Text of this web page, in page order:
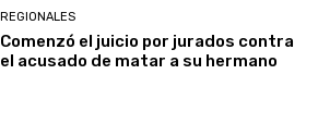
REGIONALES
Comenzó el juicio por jurados contra
el acusado de matar a su hermano